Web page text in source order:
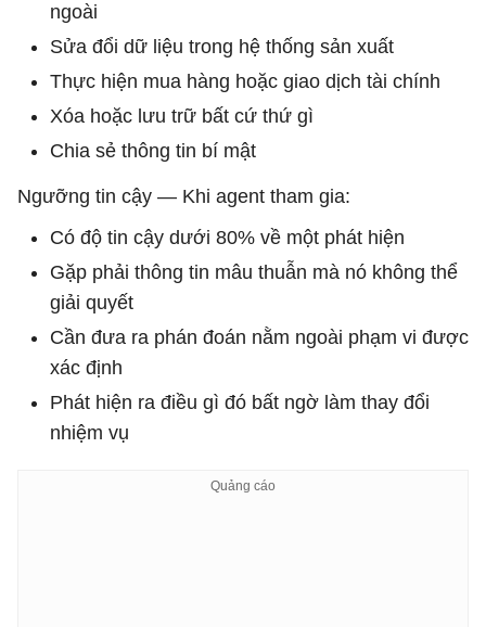
ngoài
Sửa đổi dữ liệu trong hệ thống sản xuất
Thực hiện mua hàng hoặc giao dịch tài chính
Xóa hoặc lưu trữ bất cứ thứ gì
Chia sẻ thông tin bí mật
Ngưỡng tin cậy — Khi agent tham gia:
Có độ tin cậy dưới 80% về một phát hiện
Gặp phải thông tin mâu thuẫn mà nó không thể
giải quyết
Cần đưa ra phán đoán nằm ngoài phạm vi được
xác định
Phát hiện ra điều gì đó bất ngờ làm thay đổi
nhiệm vụ